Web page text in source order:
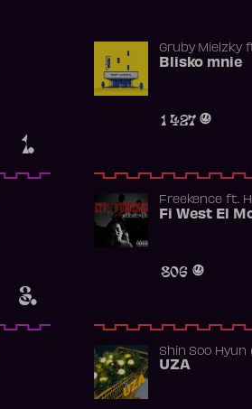
1.
Gruby Mielzky
Blisko mnie
1 427
3.
Freekence ft.
806
Shin Soo Hyun (
UZA